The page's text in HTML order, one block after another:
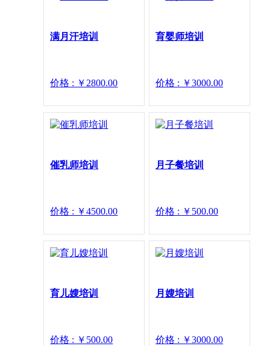
满月汗培训
价格 : ￥2800.00
育婴师培训
价格 : ￥3000.00
催乳师培训
价格 : ￥4500.00
月子餐培训
价格 : ￥500.00
育儿嫂培训
价格 : ￥500.00
月嫂培训
价格 : ￥3000.00